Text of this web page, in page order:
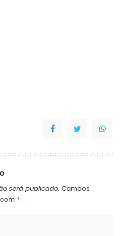
será publicado. Campos
*